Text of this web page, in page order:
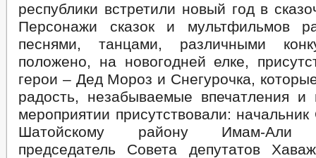
республики встретили новый год в
Персонажи сказок и мультфильмов
песнями, танцами, различными
положено, на новогодней елке,
герои – Дед Мороз и Снегурочка,
радость, незабываемые впечатления
мероприятии присутствовали:
Шатойскому району Имам-Али
председатель Совета депутатов